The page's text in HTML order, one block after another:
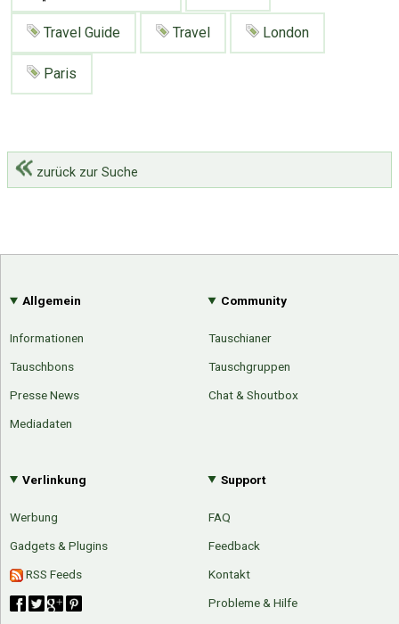
Travel Guide Travel London
Paris
zurück zur Suche
Allgemein
Informationen
Tauschbons
Presse News
Mediadaten
Community
Tauschianer
Tauschgruppen
Chat & Shoutbox
Verlinkung
Werbung
Gadgets & Plugins
RSS Feeds
Support
FAQ
Feedback
Kontakt
Probleme & Hilfe